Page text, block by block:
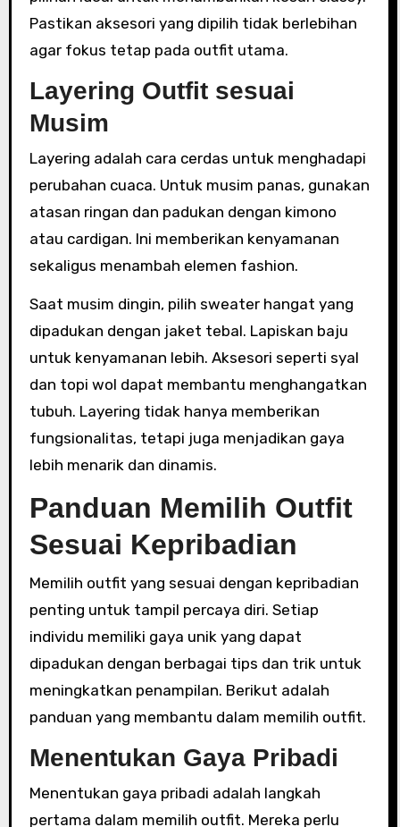
Pastikan aksesori yang dipilih tidak berlebihan
agar fokus tetap pada outfit utama.
Layering Outfit sesuai
Musim
Layering adalah cara cerdas untuk menghadapi
perubahan cuaca. Untuk musim panas, gunakan
atasan ringan dan padukan dengan kimono
atau cardigan. Ini memberikan kenyamanan
sekaligus menambah elemen fashion.
Saat musim dingin, pilih sweater hangat yang
dipadukan dengan jaket tebal. Lapiskan baju
untuk kenyamanan lebih. Aksesori seperti syal
dan topi wol dapat membantu menghangatkan
tubuh. Layering tidak hanya memberikan
fungsionalitas, tetapi juga menjadikan gaya
lebih menarik dan dinamis.
Panduan Memilih Outfit
Sesuai Kepribadian
Memilih outfit yang sesuai dengan kepribadian
penting untuk tampil percaya diri. Setiap
individu memiliki gaya unik yang dapat
dipadukan dengan berbagai tips dan trik untuk
meningkatkan penampilan. Berikut adalah
panduan yang membantu dalam memilih outfit.
Menentukan Gaya Pribadi
Menentukan gaya pribadi adalah langkah
pertama dalam memilih outfit. Mereka perlu